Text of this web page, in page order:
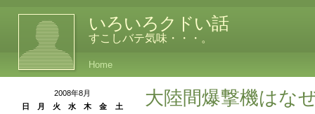
いろいろクドい話
すこしバテ気味・・・。
Home
大陸間爆撃機はな
2008年8月
日
月 火 水 木 金
土